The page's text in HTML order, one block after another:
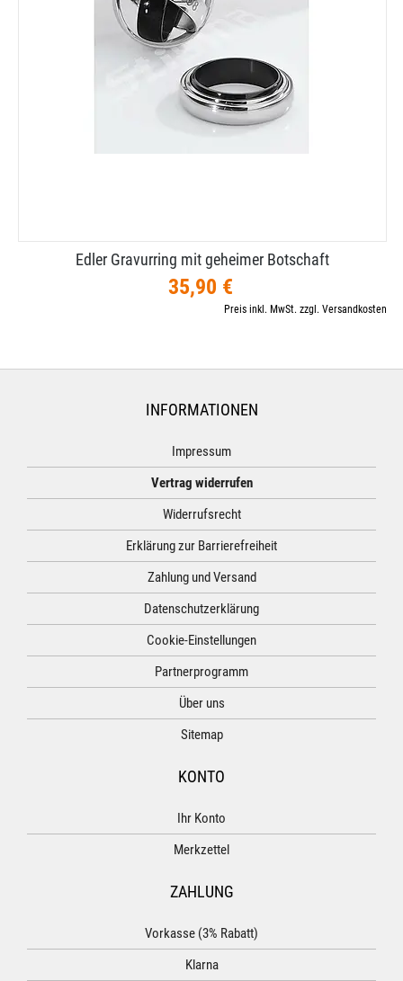
Edler Gravurring mit geheimer Botschaft
35,90 €
Preis inkl. MwSt. zzgl. Versandkosten
INFORMATIONEN
Impressum
Vertrag widerrufen
Widerrufsrecht
Erklärung zur Barrierefreiheit
Zahlung und Versand
Datenschutzerklärung
Cookie-Einstellungen
Partnerprogramm
Über uns
Sitemap
KONTO
Ihr Konto
Merkzettel
ZAHLUNG
Vorkasse (3% Rabatt)
Klarna